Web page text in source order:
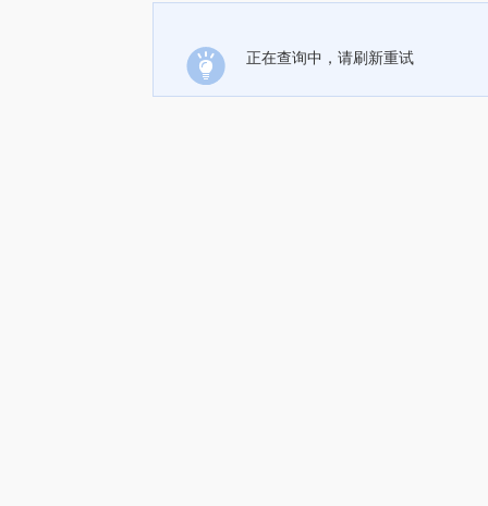
正在查询中，请刷新重试